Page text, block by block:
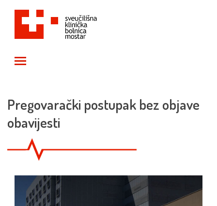
Pregovarački postupak bez objave
obavijesti